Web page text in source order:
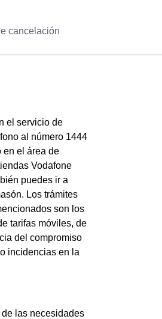
cancelación
el servicio de
al número 1444
en el área de
Vodafone
puedes ir a
Los trámites
son los
tarifas móviles, de
del compromiso
incidencias en la
las necesidades